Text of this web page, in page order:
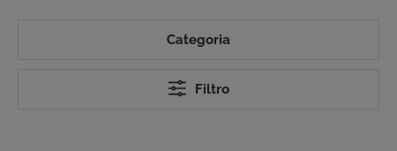
Categoria
Filtro